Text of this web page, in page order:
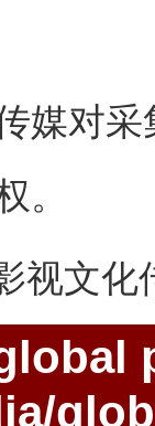
媒对
。
视文化